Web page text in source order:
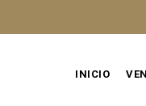
INICIO